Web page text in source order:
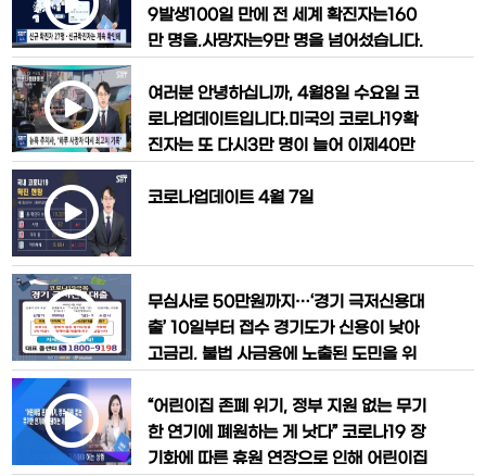
명이 추가돼 미국, 이탈리아, 스페인
발간했다. ‘한반도 수목지(Ⅲ)’에는 구상나
무, 가문비나무, 소나무 등 한반도 자생 구
류학적 논의, 자생지 분포, 형태학적 특성,
형태형질 도
9발생100일 만에 전 세계 확진자는160
만 명을,사망자는9만 명을 넘어섰습니다.
넘어섰고,뉴욕 주의 하루 사망자는799명
으로 집계돼 또 다시 최고치를 기록했습니
다. (쿠오모 영상)그나마 신규 입원 환자
아니냐는 관측이 조심스럽게 나오고 있습
여러분 안녕하십니까, 4월8일 수요일 코
로나업데이트입니다.미국의 코로나19확
진자는 또 다시3만 명이 늘어 이제40만
까이 늘어 누적 사망자는12만 명을 넘어
사는 코로나19브리핑에서 뉴욕 주의 사망
자가 전날보다731명 증가했다고 밝혔습
니다.이로써 뉴
코로나업데이트 4월 7일​
무심사로 50만원까지…‘경기 극저신용대
출’ 10일부터 접수 경기도가 신용이 낮아
고금리, 불법 사금융에 노출된 도민을 위
을 실시한다.10일부터 경기복지플랫폼을
통한 온라인접수와 읍·면·동 행정복지센
터에서 방문 접수를 통해 신청 가능하며,
“어린이집 존폐 위기, 정부 지원 없는 무기
한 연기에 폐원하는 게 낫다” 코로나19 장
기화에 따른 휴원 연장으로 인해 어린이집